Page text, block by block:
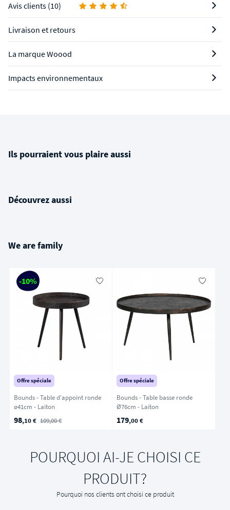
Avis clients (10)
Livraison et retours
La marque Woood
Impacts environnementaux
Ils pourraient vous plaire aussi
Découvrez aussi
We are family
-10%
Offre spéciale
Bounds - Table d'appoint ronde
ø41cm - Laiton
98,10 € 109,00 €
Offre spéciale
Bounds - Table basse ronde
Ø76cm - Laiton
179,00 €
POURQUOI AI-JE CHOISI CE
PRODUIT?
Pourquoi nos clients ont choisi ce produit